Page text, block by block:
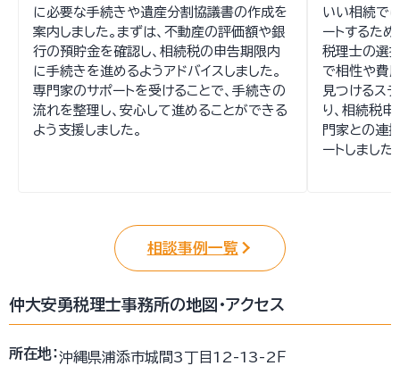
に必要な手続きや遺産分割協議書の作成を
案内しました。まずは、不動産の評価額や銀
行の預貯金を確認し、相続税の申告期限内
に手続きを進めるようアドバイスしました。
専門家のサポートを受けることで、手続きの
流れを整理し、安心して進めることができる
よう支援しました。
いい相続で
ートするた
税理士の選
で相性や費
見つけるス
り、相続税
門家との連
ートしました
相談事例一覧
仲大安勇税理士事務所の地図・アクセス
所在地：沖縄県浦添市城間3丁目12-13-2Ｆ